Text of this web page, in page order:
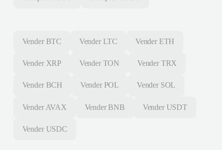
Vender BTC Vender LTC Vender ETH
Vender XRP Vender TON Vender TRX
Vender BCH Vender POL Vender SOL
Vender AVAX Vender BNB Vender USDT
Vender USDC